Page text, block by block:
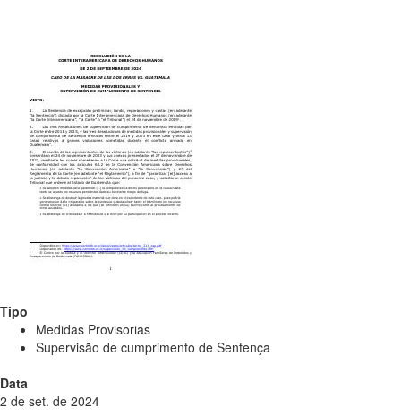
Tipo
Medidas Provisorias
Supervisão de cumprimento de Sentença
Data
2 de set. de 2024